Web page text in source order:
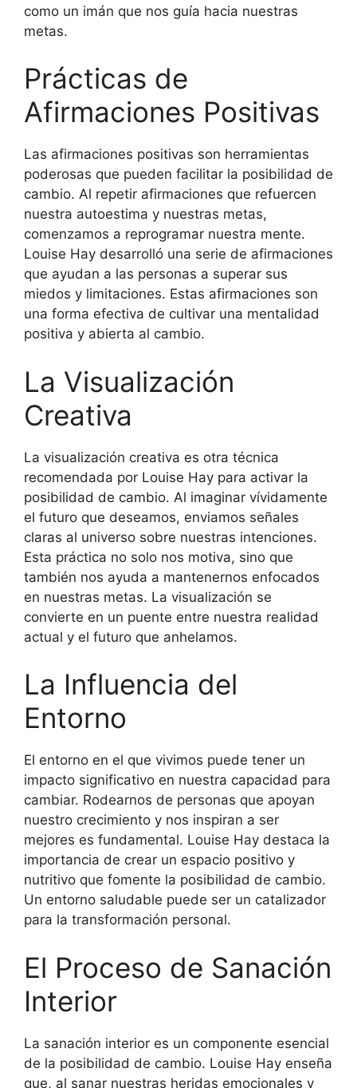
como un imán que nos guía hacia nuestras
metas.
Prácticas de
Afirmaciones Positivas
Las afirmaciones positivas son herramientas
poderosas que pueden facilitar la posibilidad de
cambio. Al repetir afirmaciones que refuercen
nuestra autoestima y nuestras metas,
comenzamos a reprogramar nuestra mente.
Louise Hay desarrolló una serie de afirmaciones
que ayudan a las personas a superar sus
miedos y limitaciones. Estas afirmaciones son
una forma efectiva de cultivar una mentalidad
positiva y abierta al cambio.
La Visualización
Creativa
La visualización creativa es otra técnica
recomendada por Louise Hay para activar la
posibilidad de cambio. Al imaginar vívidamente
el futuro que deseamos, enviamos señales
claras al universo sobre nuestras intenciones.
Esta práctica no solo nos motiva, sino que
también nos ayuda a mantenernos enfocados
en nuestras metas. La visualización se
convierte en un puente entre nuestra realidad
actual y el futuro que anhelamos.
La Influencia del
Entorno
El entorno en el que vivimos puede tener un
impacto significativo en nuestra capacidad para
cambiar. Rodearnos de personas que apoyan
nuestro crecimiento y nos inspiran a ser
mejores es fundamental. Louise Hay destaca la
importancia de crear un espacio positivo y
nutritivo que fomente la posibilidad de cambio.
Un entorno saludable puede ser un catalizador
para la transformación personal.
El Proceso de Sanación
Interior
La sanación interior es un componente esencial
de la posibilidad de cambio. Louise Hay enseña
que, al sanar nuestras heridas emocionales y